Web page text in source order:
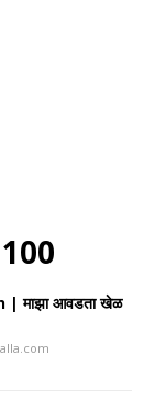
माझा आवडता खेळ